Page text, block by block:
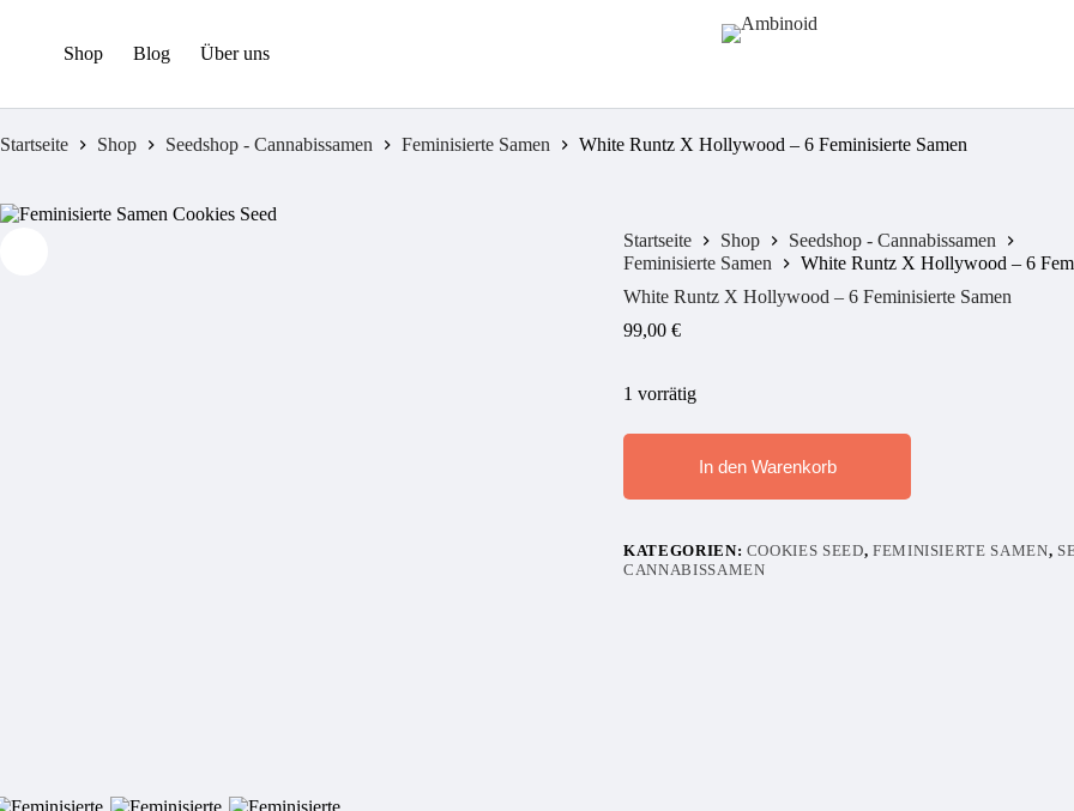
Shop Blog Über uns
Startseite Shop Seedshop - Cannabissamen Feminisierte Samen White Runtz X Hollywood – 6 Feminisierte Samen
Startseite Shop
Seedshop - Cannabissamen
Feminisierte Samen
White Runtz X Hollywood – 6
White Runtz X Hollywood – 6 Feminisierte Samen
99,00 €
1 vorrätig
In den Warenkorb
KATEGORIEN: COOKIES SEED, FEMINISIERTE SAMEN,
CANNABISSAMEN